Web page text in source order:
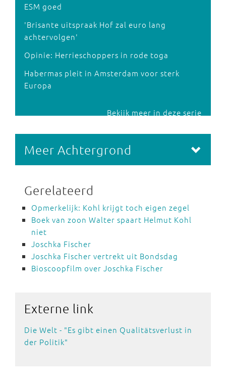
ESM goed
'Brisante uitspraak Hof zal euro lang
achtervolgen'
Opinie: Herrieschoppers in rode toga
Habermas pleit in Amsterdam voor sterk
Europa
Bekijk meer in deze serie
Meer Achtergrond
Gerelateerd
Opmerkelijk: Kohl krijgt toch eigen zegel
Boek van zoon Walter spaart Helmut Kohl
niet
Joschka Fischer
Joschka Fischer vertrekt uit Bondsdag
Bioscoopfilm over Joschka Fischer
Externe link
Die Welt - "Es gibt einen Qualitätsverlust in
der Politik"